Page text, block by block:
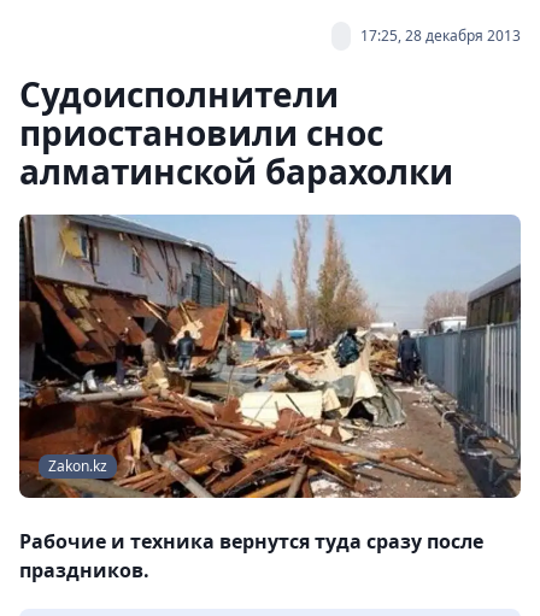
17:25, 28 декабря 2013
Судоисполнители
приостановили снос
алматинской барахолки
Zakon.kz
Рабочие и техника вернутся туда сразу после
праздников.